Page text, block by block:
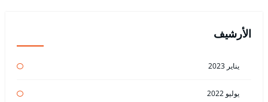
الأرشيف
يناير 2023
يوليو 2022